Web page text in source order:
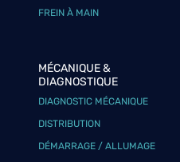
FREIN À MAIN
MÉCANIQUE &
DIAGNOSTIQUE
DIAGNOSTIC MÉCANIQUE
DISTRIBUTION
DÉMARRAGE / ALLUMAGE